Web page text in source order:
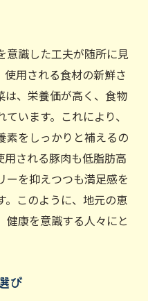
意識した工夫が随所に見
用される食材の新鮮さ
は、栄養価が高く、食物
います。これにより、
素をしっかりと補えるの
される豚肉も低脂肪高
ーを抑えつつも満足感を
。このように、地元の恵
健康を意識する人々にと
び